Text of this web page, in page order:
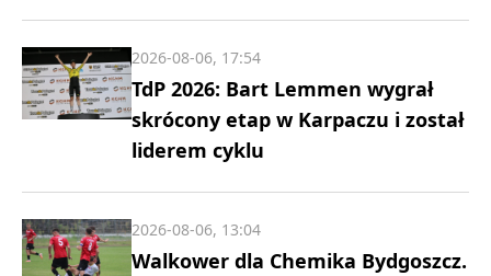
TdP 2026: Bart Lemmen wygrał
skrócony etap w Karpaczu i został
liderem cyklu
2026-08-06, 17:54
Walkower dla Chemika Bydgoszcz.
2026-08-06, 13:04